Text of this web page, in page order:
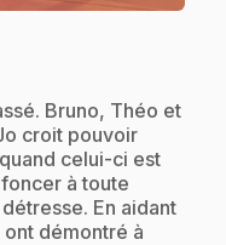
Bruno, Théo et
croit pouvoir
celui-ci est
à toute
En aidant
démontré à